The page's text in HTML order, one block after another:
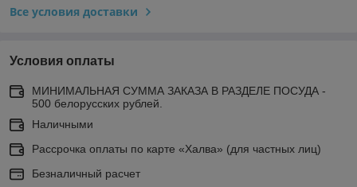
Все условия доставки
Условия оплаты
МИНИМАЛЬНАЯ СУММА ЗАКАЗА В РАЗДЕЛЕ ПОСУДА -
500 белорусских рублей.
Наличными
Рассрочка оплаты по карте «Халва» (для частных лиц)
Безналичный расчет